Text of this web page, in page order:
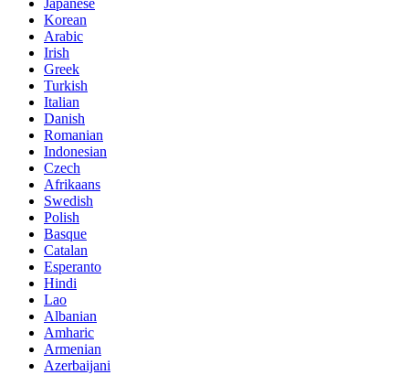
Korean
Arabic
Irish
Greek
Turkish
Italian
Danish
Romanian
Indonesian
Czech
Afrikaans
Swedish
Polish
Basque
Catalan
Esperanto
Hindi
Lao
Albanian
Amharic
Armenian
Azerbaijani